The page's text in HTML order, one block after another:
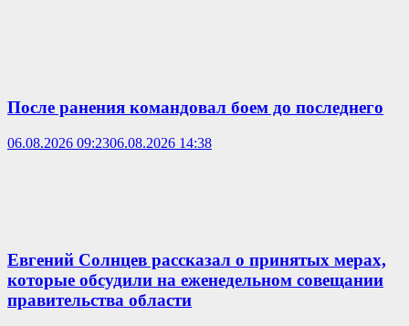
После ранения командовал боем до последнего
06.08.2026 09:2306.08.2026 14:38
Евгений Солнцев рассказал о принятых мерах,
которые обсудили на еженедельном совещании
правительства области